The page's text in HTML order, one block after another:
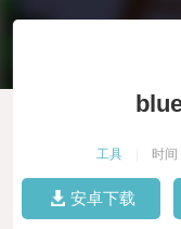
工具 时
安卓下载